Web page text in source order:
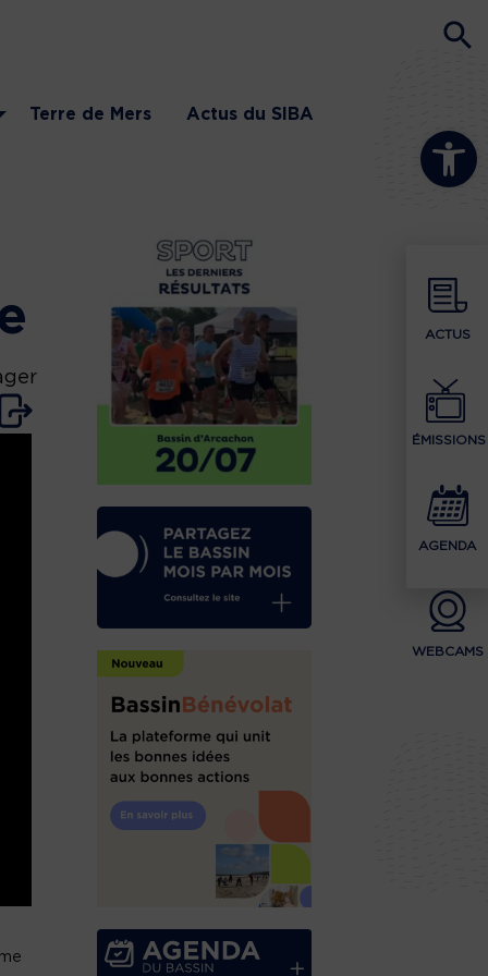
Ouvrir la
ACTUS
ÉMISSIONS
AGENDA
WEBCAMS
Terre de Mers Actus du SIBA